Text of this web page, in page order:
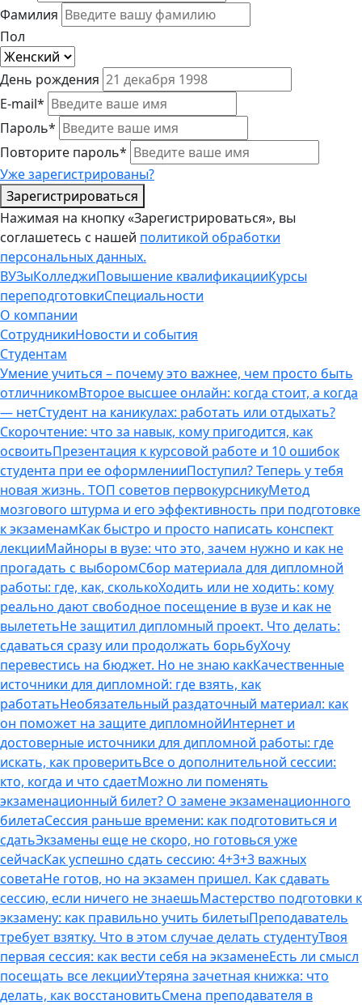
Фамилия
Пол
День рождения
E-mail*
Пароль*
Повторите пароль*
Уже зарегистрированы?
Зарегистрироваться
Нажимая на кнопку «Зарегистрироваться», вы
соглашетесь с нашей политикой обработки
персональных данных.
ВУЗыКолледжиПовышение квалификацииКурсы
переподготовкиСпециальности
О компании
СотрудникиНовости и события
Студентам
Умение учиться – почему это важнее, чем просто быть
отличникомВторое высшее онлайн: когда стоит, а когда
— нетСтудент на каникулах: работать или отдыхать?
Скорочтение: что за навык, кому пригодится, как
освоитьПрезентация к курсовой работе и 10 ошибок
студента при ее оформленииПоступил? Теперь у тебя
новая жизнь. ТОП советов первокурсникуМетод
мозгового штурма и его эффективность при подготовке
к экзаменамКак быстро и просто написать конспект
лекцииМайноры в вузе: что это, зачем нужно и как не
прогадать с выборомСбор материала для дипломной
работы: где, как, сколькоХодить или не ходить: кому
реально дают свободное посещение в вузе и как не
вылететьНе защитил дипломный проект. Что делать:
сдаваться сразу или продолжать борьбуХочу
перевестись на бюджет. Но не знаю какКачественные
источники для дипломной: где взять, как
работатьНеобязательный раздаточный материал: как
он поможет на защите дипломнойИнтернет и
достоверные источники для дипломной работы: где
искать, как проверитьВсе о дополнительной сессии:
кто, когда и что сдаетМожно ли поменять
экзаменационный билет? О замене экзаменационного
билетаСессия раньше времени: как подготовиться и
сдатьЭкзамены еще не скоро, но готовься уже
сейчасКак успешно сдать сессию: 4+3+3 важных
советаНе готов, но на экзамен пришел. Как сдавать
сессию, если ничего не знаешьМастерство подготовки к
экзамену: как правильно учить билетыПреподаватель
требует взятку. Что в этом случае делать студентуТвоя
первая сессия: как вести себя на экзаменеЕсть ли смысл
посещать все лекцииУтеряна зачетная книжка: что
делать, как восстановитьСмена преподавателя в